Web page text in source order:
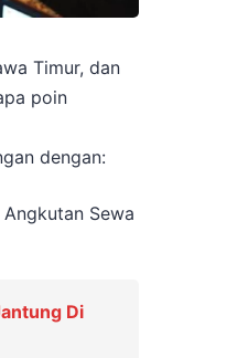
Timur, dan
poin
dengan:
Sewa
Di